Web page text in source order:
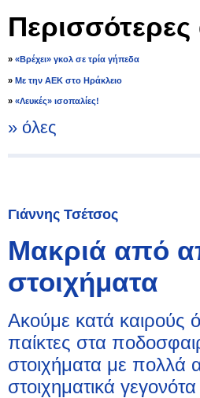
» «Βρέχει» γκολ σε τρία γήπεδα
» Με την ΑΕΚ στο Ηράκλειο
» «Λευκές» ισοπαλίες!
» όλες
Γιάννης Τσέτσος
Μακριά από
στοιχήματα
Ακούμε κατά καιρούς
παίκτες στα
στοιχήματα με πολλά
στοιχηματικά γεγονότα